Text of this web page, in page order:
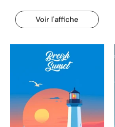
Voir l'affiche